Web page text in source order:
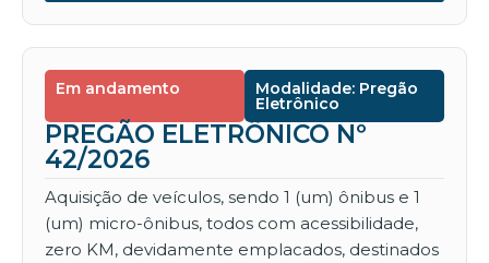
Em andamento Modalidade: Pregão
Eletrônico
PREGÃO ELETRÔNICO Nº
42/2026
Aquisição de veículos, sendo 1 (um) ônibus e 1
(um) micro-ônibus, todos com acessibilidade,
zero KM, devidamente emplacados, destinados